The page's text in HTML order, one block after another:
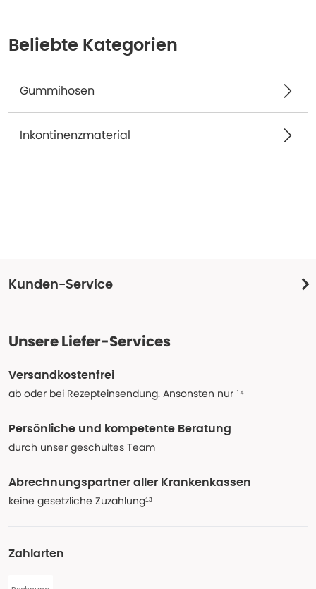
Beliebte Kategorien
Gummihosen
Inkontinenzmaterial
Kunden-Service
Unsere Liefer-Services
Versandkostenfrei
ab oder bei Rezepteinsendung. Ansonsten nur ¹⁴
Persönliche und kompetente Beratung
durch unser geschultes Team
Abrechnungspartner aller Krankenkassen
keine gesetzliche Zuzahlung¹³
Zahlarten